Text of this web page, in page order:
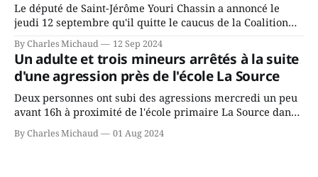
Le député de Saint-Jérôme Youri Chassin a annoncé le
jeudi 12 septembre qu'il quitte le caucus de la Coalition
Avenir Québec de François Legault parce qu'il est déçu du
gouvernement de la CAQ, surtout de son incapacité, qu'il
juge chronique, à offrir des
By Charles Michaud 12 Sep 2024
Un adulte et trois mineurs arrêtés à la suite
d'une agression près de l'école La Source
Deux personnes ont subi des agressions mercredi un peu
avant 16h à proximité de l'école primaire La Source dans
le secteur Bellefeuille de Saint-Jérôme. L'une de deux
victimes aurait été écrasée sous un véhicule et aspergée
By Charles Michaud 01 Aug 2024